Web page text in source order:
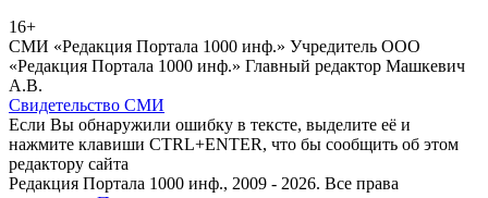
16+
СМИ «Редакция Портала 1000 инф.» Учредитель ООО
«Редакция Портала 1000 инф.» Главный редактор Машкевич
А.В.
Свидетельство СМИ
Если Вы обнаружили ошибку в тексте, выделите её и
нажмите клавиши CTRL+ENTER, что бы сообщить об этом
редактору сайта
Редакция Портала 1000 инф., 2009 - 2026. Все права